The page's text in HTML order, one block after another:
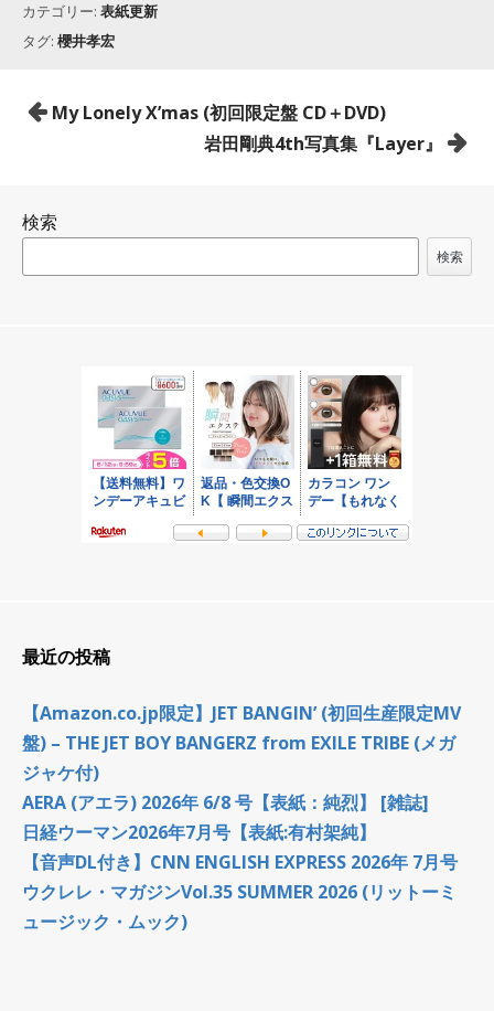
カテゴリー: 表紙更新
タグ: 櫻井孝宏
投
ゲ
My Lonely X’mas (初回限定盤 CD＋DVD)
岩田剛典4th写真集『Layer』
検索
検索
最近の投稿
【Amazon.co.jp限定】JET BANGIN’ (初回生産限定MV
盤) – THE JET BOY BANGERZ from EXILE TRIBE (メガ
ジャケ付)
AERA (アエラ) 2026年 6/8 号【表紙：純烈】 [雑誌]
日経ウーマン2026年7月号【表紙:有村架純】
【音声DL付き】CNN ENGLISH EXPRESS 2026年 7月号
ウクレレ・マガジンVol.35 SUMMER 2026 (リットーミ
ュージック・ムック)